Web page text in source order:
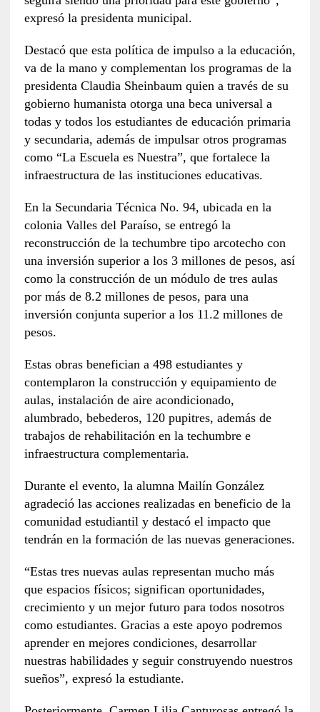
expresó la presidenta municipal.
Destacó que esta política de impulso a la educación,
va de la mano y complementan los programas de la
presidenta Claudia Sheinbaum quien a través de su
gobierno humanista otorga una beca universal a
todas y todos los estudiantes de educación primaria
y secundaria, además de impulsar otros programas
como “La Escuela es Nuestra”, que fortalece la
infraestructura de las instituciones educativas.
En la Secundaria Técnica No. 94, ubicada en la
colonia Valles del Paraíso, se entregó la
reconstrucción de la techumbre tipo arcotecho con
una inversión superior a los 3 millones de pesos, así
como la construcción de un módulo de tres aulas
por más de 8.2 millones de pesos, para una
inversión conjunta superior a los 11.2 millones de
pesos.
Estas obras benefician a 498 estudiantes y
contemplaron la construcción y equipamiento de
aulas, instalación de aire acondicionado,
alumbrado, bebederos, 120 pupitres, además de
trabajos de rehabilitación en la techumbre e
infraestructura complementaria.
Durante el evento, la alumna Mailín González
agradeció las acciones realizadas en beneficio de la
comunidad estudiantil y destacó el impacto que
tendrán en la formación de las nuevas generaciones.
“Estas tres nuevas aulas representan mucho más
que espacios físicos; significan oportunidades,
crecimiento y un mejor futuro para todos nosotros
como estudiantes. Gracias a este apoyo podremos
aprender en mejores condiciones, desarrollar
nuestras habilidades y seguir construyendo nuestros
sueños”, expresó la estudiante.